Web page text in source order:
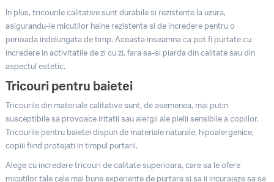
In plus, tricourile calitative sunt durabile si rezistente la uzura,
asigurandu-le micutilor haine rezistente si de incredere pentru o
perioada indelungata de timp. Aceasta inseamna ca pot fi purtate cu
incredere in activitatile de zi cu zi, fara sa-si piarda din calitate sau din
aspectul estetic.
Tricouri pentru baietei
Tricourile din materiale calitative sunt, de asemenea, mai putin
susceptibile sa provoace iritatii sau alergii ale pielii sensibile a copiilor.
Tricourile pentru baietei dispun de materiale naturale, hipoalergenice,
copiii fiind protejati in timpul purtarii.
Alege cu incredere tricouri de calitate superioara, care sa le ofere
micutilor tale cele mai bune experiente de purtare si sa ii incurajeze sa se